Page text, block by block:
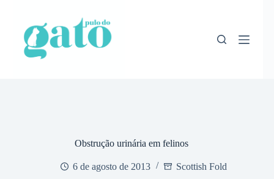
conteúdo
Obstrução urinária em felinos
6 de agosto de 2013 Scottish Fold